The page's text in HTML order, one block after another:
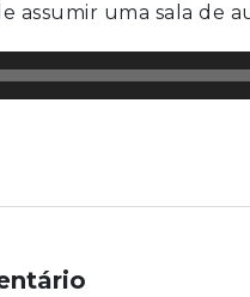
assumir uma sala de